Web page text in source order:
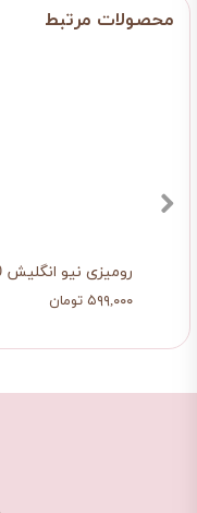
رومیزی نیو انگلیش 10
۵۹۹,۰۰۰ تومان